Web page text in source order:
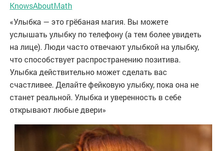
KnowsAboutMath
«Улыбка — это грёбаная магия. Вы можете
услышать улыбку по телефону (а тем более увидеть
на лице). Люди часто отвечают улыбкой на улыбку,
что способствует распространению позитива.
Улыбка действительно может сделать вас
счастливее. Делайте фейковую улыбку, пока она не
станет реальной. Улыбка и уверенность в себе
открывают любые двери»